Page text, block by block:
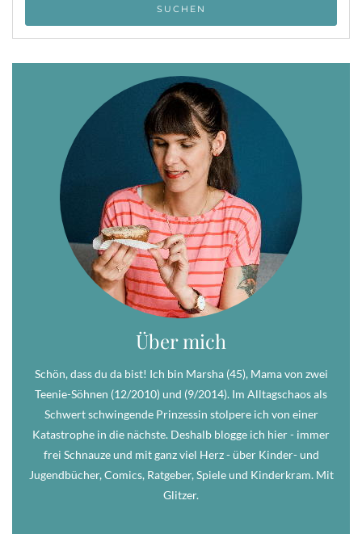
Über mich
Schön, dass du da bist! Ich bin Marsha (45), Mama von zwei
Teenie-Söhnen (12/2010) und (9/2014). Im Alltagschaos als
Schwert schwingende Prinzessin stolpere ich von einer
Katastrophe in die nächste. Deshalb blogge ich hier - immer
frei Schnauze und mit ganz viel Herz - über Kinder- und
Jugendbücher, Comics, Ratgeber, Spiele und Kinderkram. Mit
Glitzer.